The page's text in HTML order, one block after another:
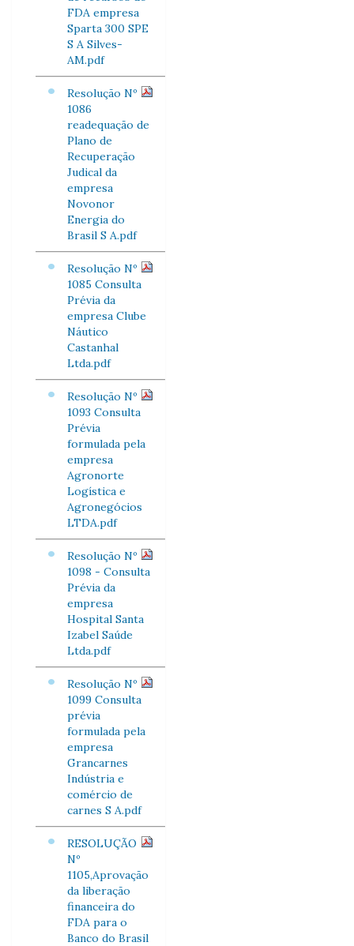
FDA empresa
Sparta 300 SPE
S A Silves-
AM.pdf
Resolução Nº
1086
readequação de
Plano de
Recuperação
Judical da
empresa
Novonor
Energia do
Brasil S A.pdf
Resolução Nº
1085 Consulta
Prévia da
empresa Clube
Náutico
Castanhal
Ltda.pdf
Resolução Nº
1093 Consulta
Prévia
formulada pela
empresa
Agronorte
Logística e
Agronegócios
LTDA.pdf
Resolução Nº
1098 - Consulta
Prévia da
empresa
Hospital Santa
Izabel Saúde
Ltda.pdf
Resolução Nº
1099 Consulta
prévia
formulada pela
empresa
Grancarnes
Indústria e
comércio de
carnes S A.pdf
RESOLUÇÃO
Nº
1105,Aprovação
da liberação
financeira do
FDA para o
Banco do Brasil